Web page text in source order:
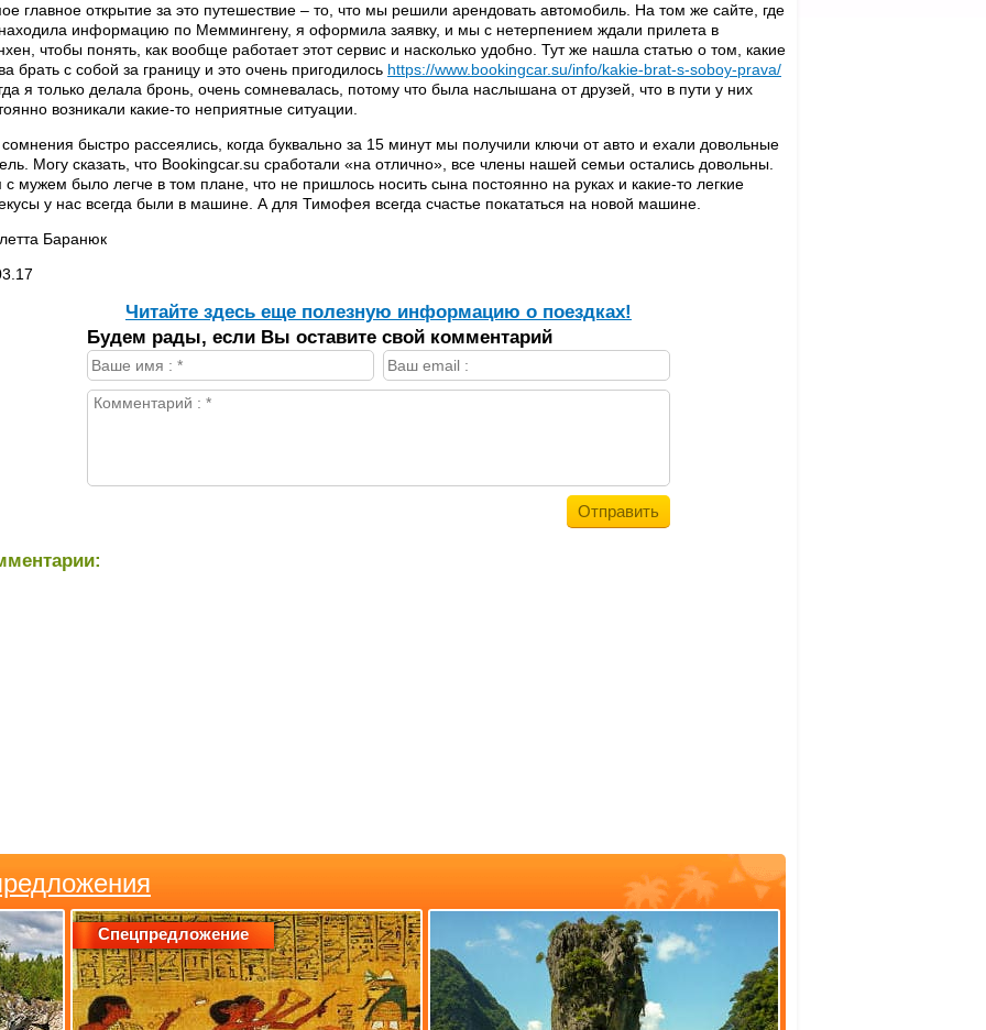
главное открытие за это путешествие – то, что мы решили арендовать автомобиль. На том же сайте, где
информацию по Меммингену, я оформила заявку, и мы с нетерпением ждали прилета в
чтобы понять, как вообще работает этот сервис и насколько удобно. Тут же нашла статью о том, какие
брать с собой за границу и это очень пригодилось https://www.bookingcar.su/info/kakie-brat-s-soboy-prava/
я только делала бронь, очень сомневалась, потому что была наслышана от друзей, что в пути у них
возникали какие-то неприятные ситуации.
быстро рассеялись, когда буквально за 15 минут мы получили ключи от авто и ехали довольные
Могу сказать, что Bookingcar.su сработали «на отлично», все члены нашей семьи остались довольны.
мужем было легче в том плане, что не пришлось носить сына постоянно на руках и какие-то легкие
у нас всегда были в машине. А для Тимофея всегда счастье покататься на новой машине.
Баранюк
Читайте здесь еще полезную информацию о поездках!
Будем рады, если Вы оставите свой комментарий
Спецпредложение